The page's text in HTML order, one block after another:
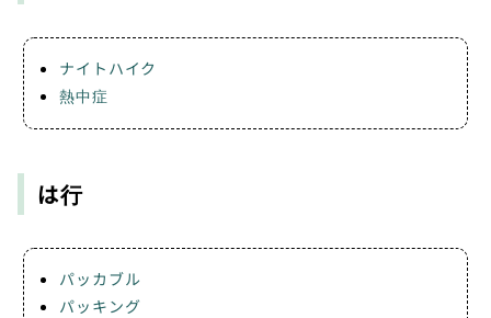
ナイトハイク
熱中症
は行
パッカブル
パッキング